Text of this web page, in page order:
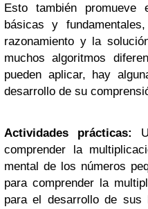
Esto también promueve
básicas y
razonamiento y la
muchos algoritmos
pueden aplicar, hay
desarrollo de su
Actividades prácticas:
comprender la
mental de los números
para comprender la
para el desarrollo de sus